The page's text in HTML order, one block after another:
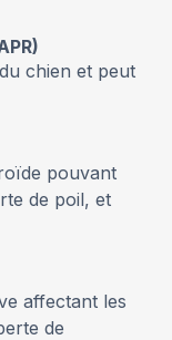
chien et peut
pouvant
de poil, et
affectant les
de